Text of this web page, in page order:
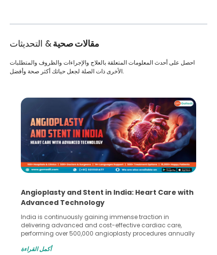
مقالات صحية& التحديثات
احصل على أحدث المعلومات المتعلقة بالعلاج والإجراءات والظروف والمتطلبات
الأخرى ذات الصلة لجعل حياتك أكثر صحة وأفضل.
Angioplasty and Stent in India: Heart Care with
Advanced Technology
India is continuously gaining immense traction in
delivering advanced and cost-effective cardiac care,
performing over 500,000 angioplasty procedures annually
globe are searching for treatments like angioplasty and
أكمل القراءة